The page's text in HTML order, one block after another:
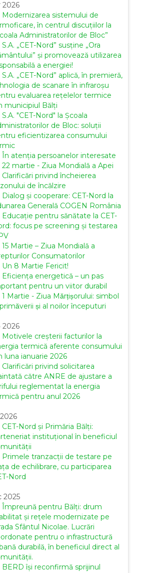
2026
Modernizarea sistemului de
în centrul discuțiilor la
Administratorilor de Bloc”
S.A. „CET-Nord” susține „Ora
și promovează utilizarea
a energiei!
S.A. „CET-Nord” aplică, în premieră,
de scanare în infraroșu
evaluarea rețelelor termice
municipiul Bălți
S.A. "CET-Nord" la Școala
de Bloc: soluții
eficientizarea consumului
În atenția persoanelor interesate
22 martie - Ziua Mondială a Apei
Clarificări privind încheierea
de încălzire
Dialog și cooperare: CET-Nord la
Generală COGEN România
Educație pentru sănătate la CET-
focus pe screening și testarea
15 Martie – Ziua Mondială a
Consumatorilor
Un 8 Martie Fericit!
Eficiența energetică – un pas
pentru un viitor durabil
1 Martie - Ziua Mărțișorului: simbol
și al noilor începuturi
2026
Motivele creșterii facturilor la
termică aferente consumului
luna ianuarie 2026
Clarificări privind solicitarea
către ANRE de ajustare a
reglementat la energia
pentru anul 2026
CET-Nord și Primăria Bălți:
instituțional în beneficiul
Primele tranzacții de testare pe
de echilibrare, cu participarea
Nord
2025
Împreună pentru Bălți: drum
și rețele modernizate pe
Sfântul Nicolae. Lucrări
pentru o infrastructură
durabilă, în beneficiul direct al
BERD își reconfirmă sprijinul